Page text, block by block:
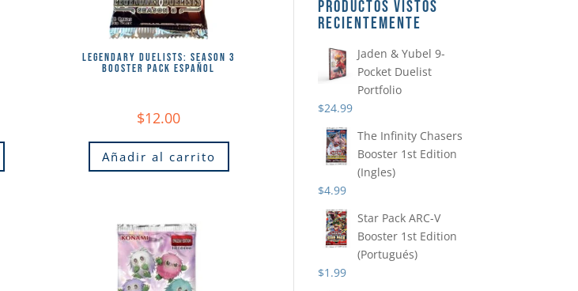
LEGENDARY DUELISTS: SEASON 3
BOOSTER PACK ESPAÑOL
$12.00
Añadir al carrito
PRODUCTOS VISTOS
RECIENTEMENTE
Jaden & Yubel 9-
Pocket Duelist
Portfolio
$24.99
The Infinity Chasers
Booster 1st Edition
(Ingles)
$4.99
Star Pack ARC-V
Booster 1st Edition
(Portugués)
$1.99